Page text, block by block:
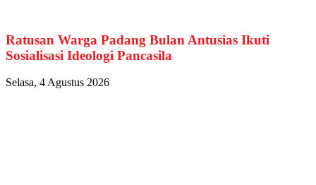
Ratusan Warga Padang Bulan Antusias Ikuti
Sosialisasi Ideologi Pancasila
Selasa, 4 Agustus 2026